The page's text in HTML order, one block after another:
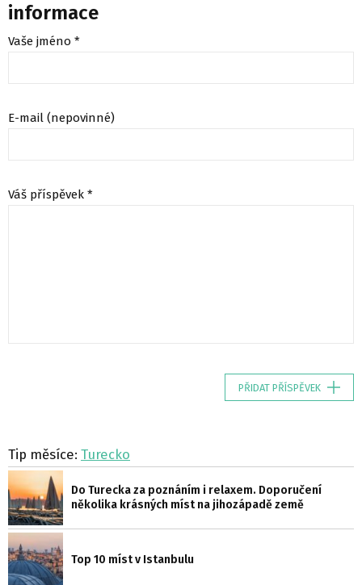
informace
Vaše jméno *
E-mail (nepovinné)
Váš příspěvek *
PŘIDAT PŘÍSPĚVEK
Tip měsíce: Turecko
Do Turecka za poznáním i relaxem. Doporučení
několika krásných míst na jihozápadě země
Top 10 míst v Istanbulu